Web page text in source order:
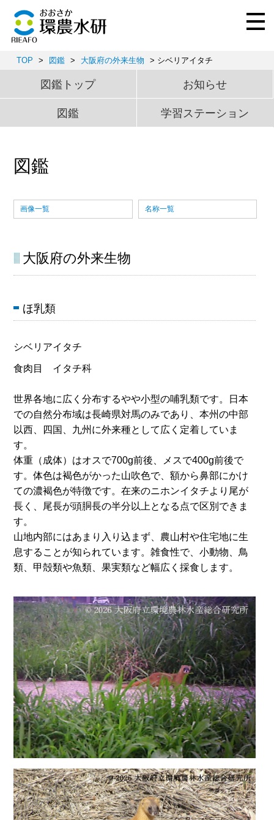
TOP > 図鑑 > 大阪府の外来生物 > シベリアイタチ
図鑑トップ お知らせ
図鑑 学習ステーション
図鑑
画像一覧 名称一覧
大阪府の外来生物
ほ乳類
シベリアイタチ
食肉目 イタチ科
世界各地に広く分布するやや小型の哺乳類です。日本
での自然分布域は長崎県対馬のみであり、本州の中部
以西、四国、九州に外来種として広く定着していま
す。
体重（成体）はオスで700g前後、メスで400g前後で
す。体色は褐色がかった山吹色で、額から鼻部にかけ
ての濃褐色が特徴です。在来のニホンイタチより尾が
長く、尾長が頭胴長の半分以上となる点で区別できま
す。
山地内部にはあまり入り込まず、農山村や住宅地に生
息することが知られています。雑食性で、小動物、鳥
類、甲殻類や魚類、果実類など幅広く採食します。